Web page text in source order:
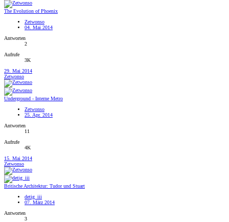
The Evolution of Phoenix
Zetwonso
04. Mai 2014
Antworten
2
Aufrufe
3K
29. Mai 2014
Zetwonso
Underground - Interne Metro
Zetwonso
25. Apr. 2014
Antworten
11
Aufrufe
4K
15. Mai 2014
Zetwonso
Britische Architektur: Tudor und Stuart
detig_iii
07. März 2014
Antworten
3